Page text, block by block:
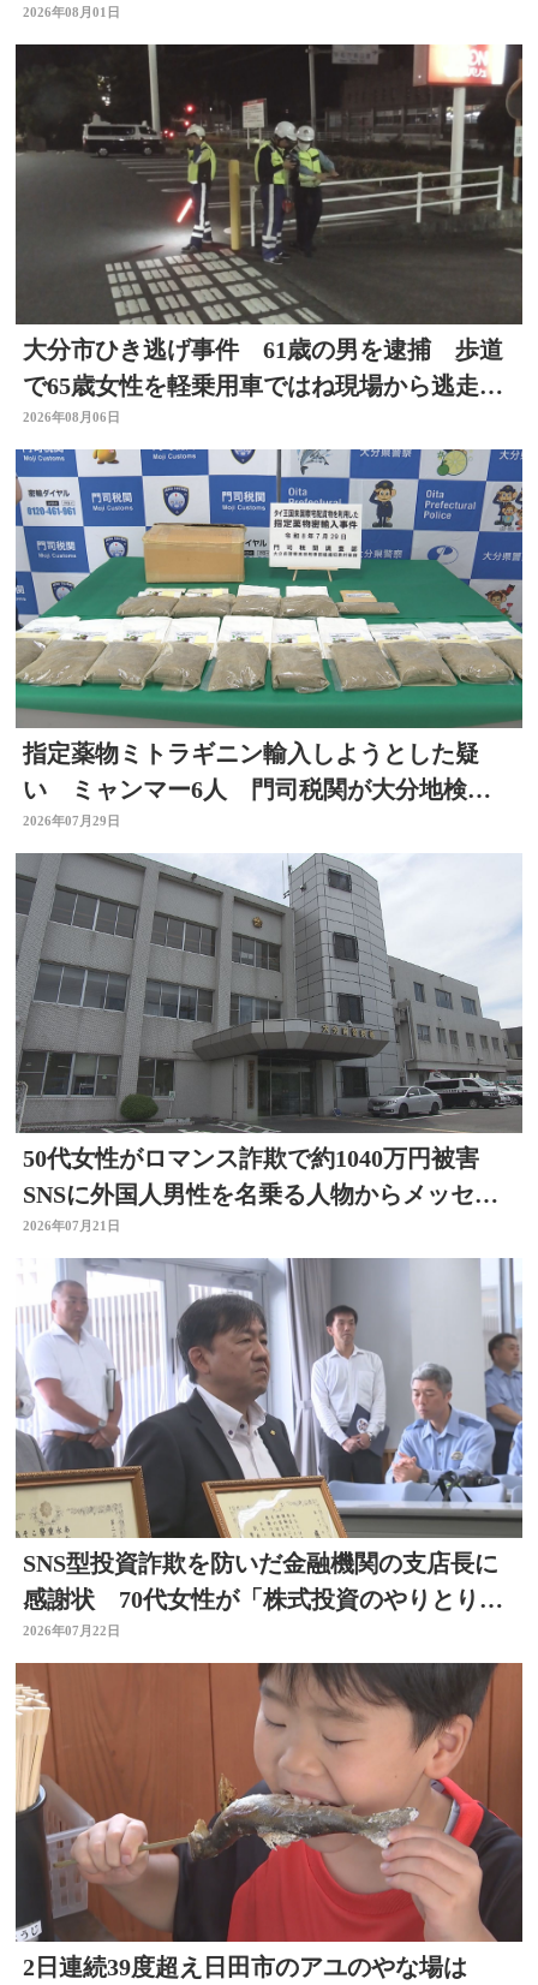
金の呼びかけも
2026年08月01日
大分市ひき逃げ事件 61歳の男を逮捕 歩道
で65歳女性を軽乗用車ではね現場から逃走し
た疑い
2026年08月06日
指定薬物ミトラギニン輸入しようとした疑
い ミャンマー6人 門司税関が大分地検に
告発 大分
2026年07月29日
50代女性がロマンス詐欺で約1040万円被害
SNSに外国人男性を名乗る人物からメッセー
ジ 大分
2026年07月21日
SNS型投資詐欺を防いだ金融機関の支店長に
感謝状 70代女性が「株式投資のやりとりを
している」大分
2026年07月22日
2日連続39度超え日田市のアユのやな場は